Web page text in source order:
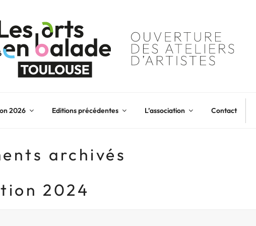
2026 Editions précédentes L’association Contact
archivés
2024